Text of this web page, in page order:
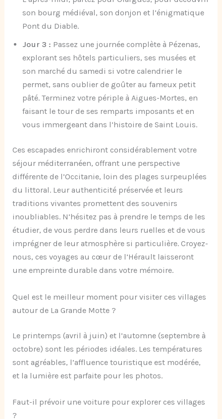
son bourg médiéval, son donjon et l’énigmatique
Pont du Diable.
Jour 3 : Passez une journée complète à Pézenas,
explorant ses hôtels particuliers, ses musées et
son marché du samedi si votre calendrier le
permet, sans oublier de goûter au fameux petit
pâté. Terminez votre périple à Aigues-Mortes, en
faisant le tour de ses remparts imposants et en
vous immergeant dans l’histoire de Saint Louis.
Ces escapades enrichiront considérablement votre
séjour méditerranéen, offrant une perspective
différente de l’Occitanie, loin des plages surpeuplées
du littoral. Leur authenticité préservée et leurs
traditions vivantes promettent des souvenirs
inoubliables. N’hésitez pas à prendre le temps de les
étudier, de vous perdre dans leurs ruelles et de vous
imprégner de leur atmosphère si particulière. Croyez-
nous, ces voyages au cœur de l’Hérault laisseront
une empreinte durable dans votre mémoire.
Quel est le meilleur moment pour visiter ces villages
autour de La Grande Motte ?
Le printemps (avril à juin) et l’automne (septembre à
octobre) sont les périodes idéales. Les températures
sont agréables, l’affluence touristique est modérée,
et la lumière est parfaite pour les photos.
Faut-il prévoir une voiture pour explorer ces villages
?